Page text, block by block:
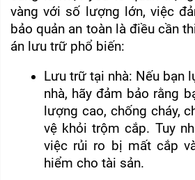
vàng với số lượng lớn, việc
bảo quản an toàn là điều cần
án lưu trữ phổ biến:
Lưu trữ tại nhà: Nếu bạn
nhà, hãy đảm bảo rằng
lượng cao, chống cháy,
vệ khỏi trộm cắp. Tuy
việc rủi ro bị mất cắp
hiểm cho tài sản.